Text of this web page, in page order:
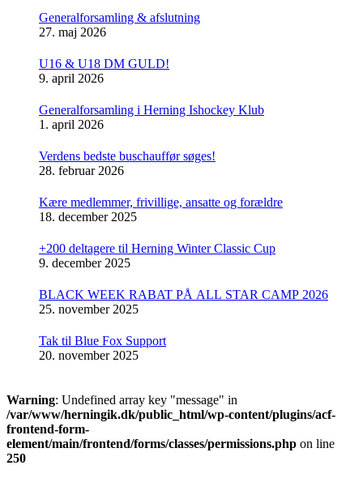
Generalforsamling & afslutning
27. maj 2026
U16 & U18 DM GULD!
9. april 2026
Generalforsamling i Herning Ishockey Klub
1. april 2026
Verdens bedste buschauffør søges!
28. februar 2026
Kære medlemmer, frivillige, ansatte og forældre
18. december 2025
+200 deltagere til Herning Winter Classic Cup
9. december 2025
BLACK WEEK RABAT PÅ ALL STAR CAMP 2026
25. november 2025
Tak til Blue Fox Support
20. november 2025
Warning: Undefined array key "message" in
/var/www/herningik.dk/public_html/wp-content/plugins/acf-
frontend-form-
element/main/frontend/forms/classes/permissions.php on line
250